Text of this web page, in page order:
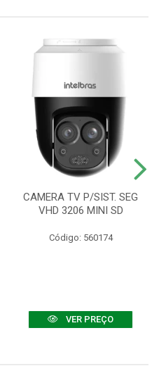
CAMERA TV P/SIST. SEG
VHD 3206 MINI SD
Código: 560174
VER PREÇO